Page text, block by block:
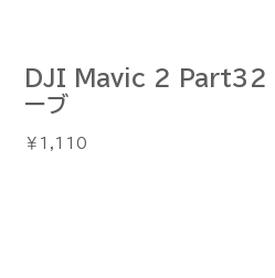
DJI Mavic 2 Part32
ーブ
価
格
￥1,110